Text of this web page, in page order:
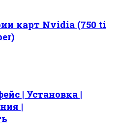
карт Nvidia (750 ti
| Установка |
|